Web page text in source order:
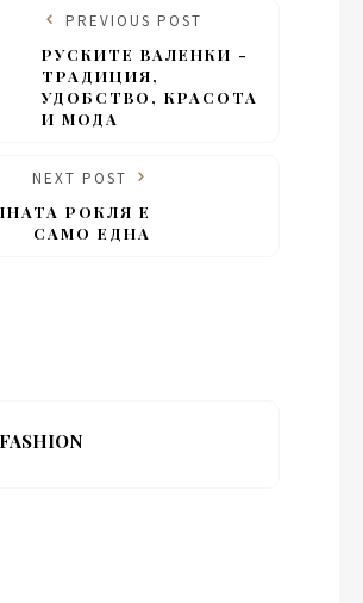
PREVIOUS POST
РУСКИТЕ ВАЛЕНКИ -
ТРАДИЦИЯ,
УДОБСТВО, КРАСОТА
И МОДА
NEXT POST
РОКЛЯ Е
САМО ЕДНА